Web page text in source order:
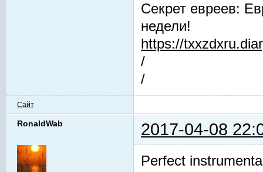
Секрет евреев:
недели!
https://
/
/
Сайт
RonaldWab 2017-04-08
Perfect